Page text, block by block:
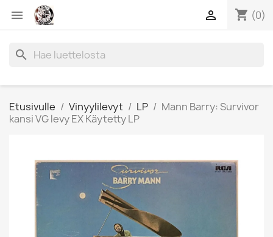
 shopping_cart (0)

search
Etusivulle Vinyylilevyt LP
Mann Barry: Survivor
kansi VG levy EX Käytetty LP